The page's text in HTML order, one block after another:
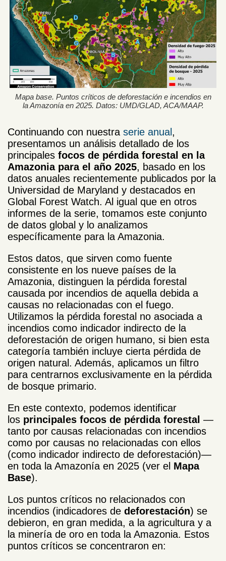
Mapa base. Puntos críticos de deforestación e incendios en
la Amazonía en 2025. Datos: UMD/GLAD, ACA/MAAP.
Continuando con nuestra serie anual,
presentamos un análisis detallado de los
principales focos de pérdida forestal en la
Amazonia para el año 2025, basado en los
datos anuales recientemente publicados por la
Universidad de Maryland y destacados en
Global Forest Watch. Al igual que en otros
informes de la serie, tomamos este conjunto
de datos global y lo analizamos
específicamente para la Amazonia.
Estos datos, que sirven como fuente
consistente en los nueve países de la
Amazonia, distinguen la pérdida forestal
causada por incendios de aquella debida a
causas no relacionadas con el fuego.
Utilizamos la pérdida forestal no asociada a
incendios como indicador indirecto de la
deforestación de origen humano, si bien esta
categoría también incluye cierta pérdida de
origen natural. Además, aplicamos un filtro
para centrarnos exclusivamente en la pérdida
de bosque primario.
En este contexto, podemos identificar
los principales focos de pérdida forestal —
tanto por causas relacionadas con incendios
como por causas no relacionadas con ellos
(como indicador indirecto de deforestación)—
en toda la Amazonía en 2025 (ver el Mapa
Base).
Los puntos críticos no relacionados con
incendios (indicadores de deforestación) se
debieron, en gran medida, a la agricultura y a
la minería de oro en toda la Amazonia. Estos
puntos críticos se concentraron en: